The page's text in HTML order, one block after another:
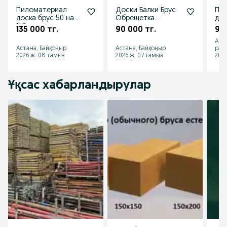
Пиломатериал
доска брус 50 на
150
135 000 тг.
Астана, Байқоңыр
2026 ж. 08 тамыз
Доски Балки Брус
Обрещетка
доставка
90 000 тг.
Астана, Байқоңыр
2026 ж. 07 тамыз
Ұқсас хабарландырулар